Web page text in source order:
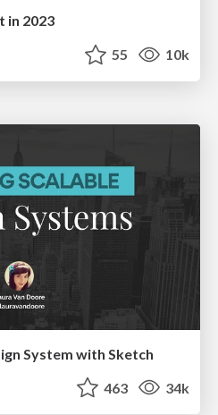
in 2023
55 10k
System with Sketch
463 34k